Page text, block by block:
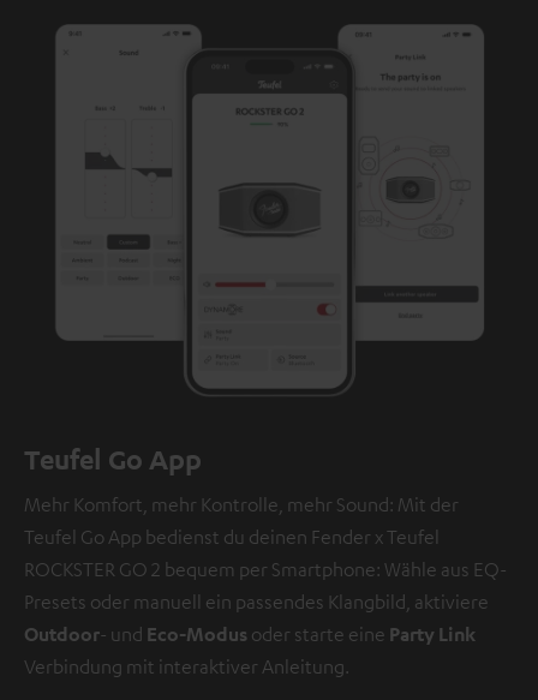
Teufel Go App
Mehr Komfort, mehr Kontrolle, mehr Sound: Mit der
Teufel Go App bedienst du deinen Fender x Teufel
ROCKSTER GO 2 bequem per Smartphone: Wähle aus EQ-
Presets oder manuell ein passendes Klangbild, aktiviere
Outdoor- und Eco-Modus oder starte eine Party Link
Verbindung mit interaktiver Anleitung.